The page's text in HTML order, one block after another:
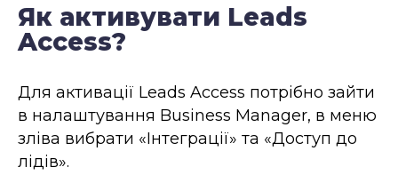
Як активувати Leads
Access?
Для активації Leads Access потрібно зайти
в налаштування Business Manager, в меню
зліва вибрати «Інтеграції» та «Доступ до
лідів».